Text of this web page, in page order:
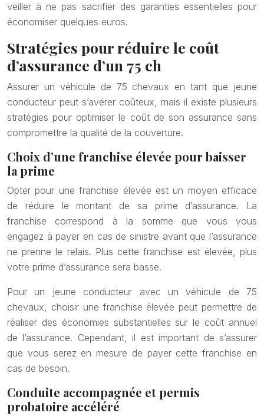
veiller à ne pas sacrifier des garanties essentielles pour
économiser quelques euros.
Stratégies pour réduire le coût
d’assurance d’un 75 ch
Assurer un véhicule de 75 chevaux en tant que jeune
conducteur peut s’avérer coûteux, mais il existe plusieurs
stratégies pour optimiser le coût de son assurance sans
compromettre la qualité de la couverture.
Choix d’une franchise élevée pour baisser
la prime
Opter pour une franchise élevée est un moyen efficace
de réduire le montant de sa prime d’assurance. La
franchise correspond à la somme que vous vous
engagez à payer en cas de sinistre avant que l’assurance
ne prenne le relais. Plus cette franchise est élevée, plus
votre prime d’assurance sera basse.
Pour un jeune conducteur avec un véhicule de 75
chevaux, choisir une franchise élevée peut permettre de
réaliser des économies substantielles sur le coût annuel
de l’assurance. Cependant, il est important de s’assurer
que vous serez en mesure de payer cette franchise en
cas de besoin.
Conduite accompagnée et permis
probatoire accéléré